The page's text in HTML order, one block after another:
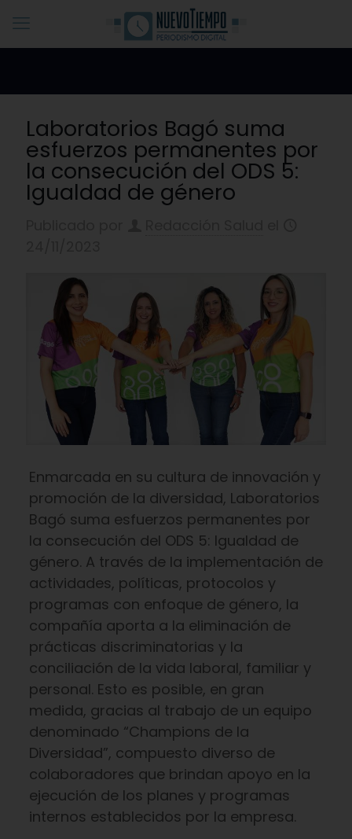
Laboratorios Bagó suma
esfuerzos permanentes por
la consecución del ODS 5:
Igualdad de género
Enmarcada en su cultura de innovación y
promoción de la diversidad, Laboratorios
Bagó suma esfuerzos permanentes por
la consecución del ODS 5: Igualdad de
género. A través de la implementación de
actividades, políticas, protocolos y
programas con enfoque de género, la
compañía aporta a la eliminación de
prácticas discriminatorias y la
conciliación de la vida laboral, familiar y
personal. Esto es posible, en gran
medida, gracias al trabajo de un equipo
denominado “Champions de la
Diversidad”, compuesto diverso de
colaboradores que brindan apoyo en la
ejecución de los planes y programas
internos establecidos por la empresa.